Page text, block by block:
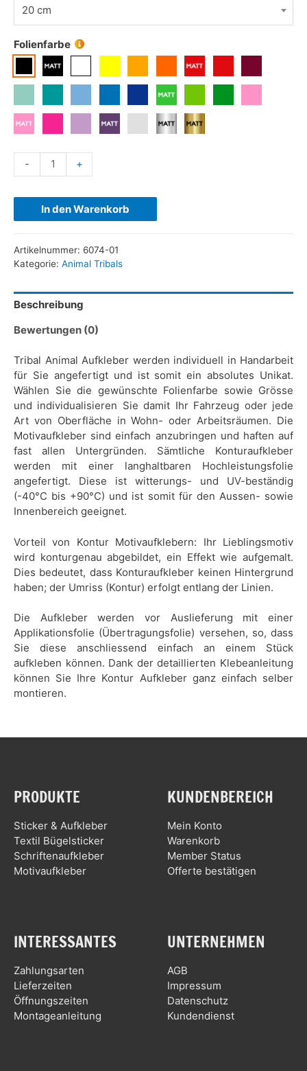
20 cm
Folienfarbe
- +
In den Warenkorb
Artikelnummer: 6074-01
Kategorie: Animal Tribals
Beschreibung
Bewertungen (0)
Tribal Animal Aufkleber werden individuell in Handarbeit
für Sie angefertigt und ist somit ein absolutes Unikat.
Wählen Sie die gewünschte Folienfarbe sowie Grösse
und individualisieren Sie damit Ihr Fahrzeug oder jede
Art von Oberfläche in Wohn- oder Arbeitsräumen. Die
Motivaufkleber sind einfach anzubringen und haften auf
fast allen Untergründen. Sämtliche Konturaufkleber
werden mit einer langhaltbaren Hochleistungsfolie
angefertigt. Diese ist witterungs- und UV-beständig
(-40°C bis +90°C) und ist somit für den Aussen- sowie
Innenbereich geeignet.
Vorteil von Kontur Motivaufklebern: Ihr Lieblingsmotiv
wird konturgenau abgebildet, ein Effekt wie aufgemalt.
Dies bedeutet, dass Konturaufkleber keinen Hintergrund
haben; der Umriss (Kontur) erfolgt entlang der Linien.
Die Aufkleber werden vor Auslieferung mit einer
Applikationsfolie (Übertragungsfolie) versehen, so, dass
Sie diese anschliessend einfach an einem Stück
aufkleben können. Dank der detaillierten Klebeanleitung
können Sie Ihre Kontur Aufkleber ganz einfach selber
montieren.
PRODUKTE
Sticker & Aufkleber
Textil Bügelsticker
Schriftenaufkleber
Motivaufkleber
KUNDENBEREICH
Mein Konto
Warenkorb
Member Status
Offerte bestätigen
INTERESSANTES
Zahlungsarten
Lieferzeiten
Öffnungszeiten
Montageanleitung
UNTERNEHMEN
AGB
Impressum
Datenschutz
Kundendienst